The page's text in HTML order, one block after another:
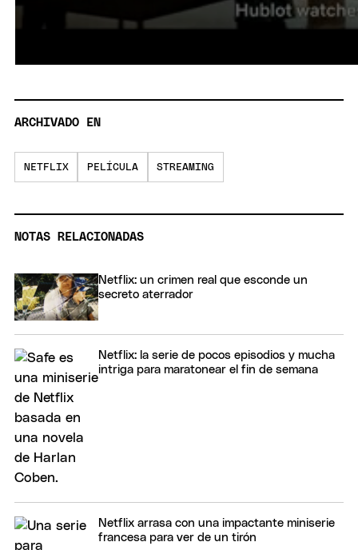
ARCHIVADO EN
NETFLIX PELÍCULA STREAMING
NOTAS RELACIONADAS
Netflix: un crimen real que esconde un
secreto aterrador
Netflix: la serie de pocos episodios y mucha
intriga para maratonear el fin de semana
Netflix arrasa con una impactante miniserie
francesa para ver de un tirón